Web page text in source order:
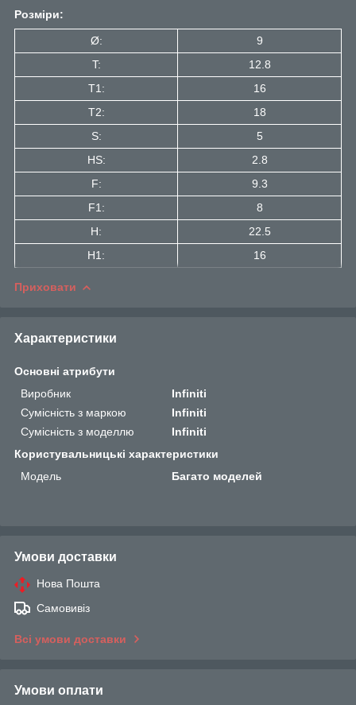
Розміри:
Ø:
9
T:
12.8
T1:
16
Т2:
18
S:
5
HS:
2.8
F:
9.3
F1:
8
H:
22.5
H1:
16
Приховати
Характеристики
Основні атрибути
Виробник
Infiniti
Сумісність з маркою
Infiniti
Сумісність з моделлю
Infiniti
Користувальницькі характеристики
Мoдель
Багато моделей
Умови доставки
Нова Пошта
Самовивіз
Всі умови доставки
Умови оплати